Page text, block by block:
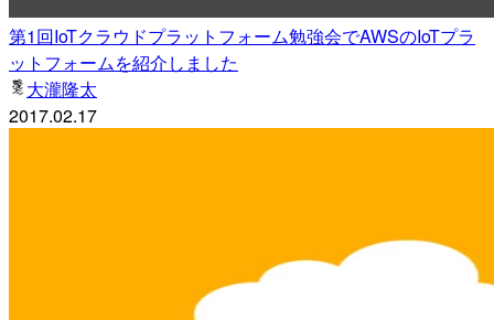
第1回IoTクラウドプラットフォーム勉強会でAWSのIoTプラ
ットフォームを紹介しました
大瀧隆太
2017.02.17